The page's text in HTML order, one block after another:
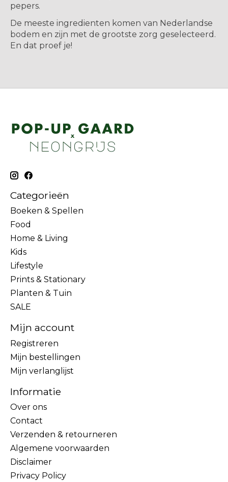
pepers.
De meeste ingredienten komen van Nederlandse
bodem en zijn met de grootste zorg geselecteerd.
En dat proef je!
Categorieën
Boeken & Spellen
Food
Home & Living
Kids
Lifestyle
Prints & Stationary
Planten & Tuin
SALE
Mijn account
Registreren
Mijn bestellingen
Mijn verlanglijst
Informatie
Over ons
Contact
Verzenden & retourneren
Algemene voorwaarden
Disclaimer
Privacy Policy